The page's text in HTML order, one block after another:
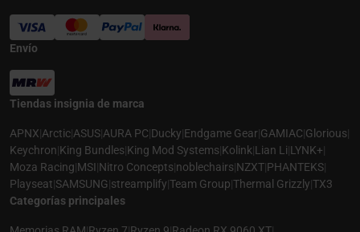
Envío
Tiendas insignia de marca
APNX|Arctic|ASUS|AURA PC|Ducky|Endgame Gear|GAMIAC|Glorious|
Keychron|King Bundles|King Mod Systems|Kolink|Lian Li|LYNK+|
Moza Racing|MSI|Nitro Concepts|noblechairs|NZXT|PHANTEKS|
Playseat|SAMSUNG|streamplify|Team Group|Thermal Grizzly|TX3
Categorías principales